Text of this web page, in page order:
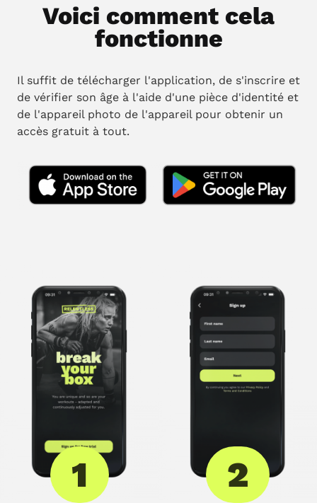
Voici comment cela
fonctionne
Il suffit de télécharger l'application, de s'inscrire et
de vérifier son âge à l'aide d'une pièce d'identité et
de l'appareil photo de l'appareil pour obtenir un
accès gratuit à tout.
1 2